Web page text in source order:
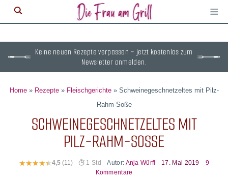
≡
Keine neuen Rezepte verpassen – jetzt kostenlos zum
Newsletter anmelden.
Home» Rezepte» Fleischgerichte» Schweinegeschnetzeltes mit Pilz-
Rahm-Soße
SCHWEINEGESCHNETZELTES MIT
PILZ-RAHM-SOSSE
4,5 (11) 1 Std Autor: Anja Würfl 17. Mai 2019
9
Kommentare